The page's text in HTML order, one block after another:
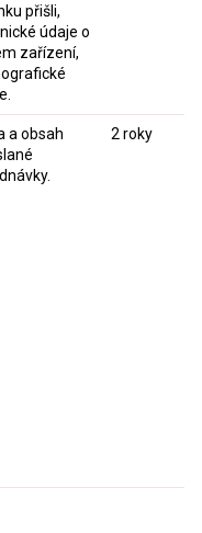
přišli,
údaje o
zařízení,
a obsah
2 roky